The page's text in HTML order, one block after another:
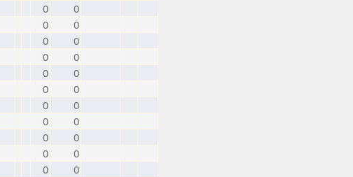
0
0
0
0
0
0
0
0
0
0
0
0
0
0
0
0
0
0
0
0
0
0